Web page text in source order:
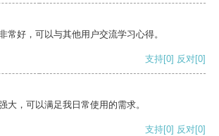
常好，可以与其他用户交流学习心得。
支持[0] 反对[0]
大，可以满足我日常使用的需求。
支持[0] 反对[0]